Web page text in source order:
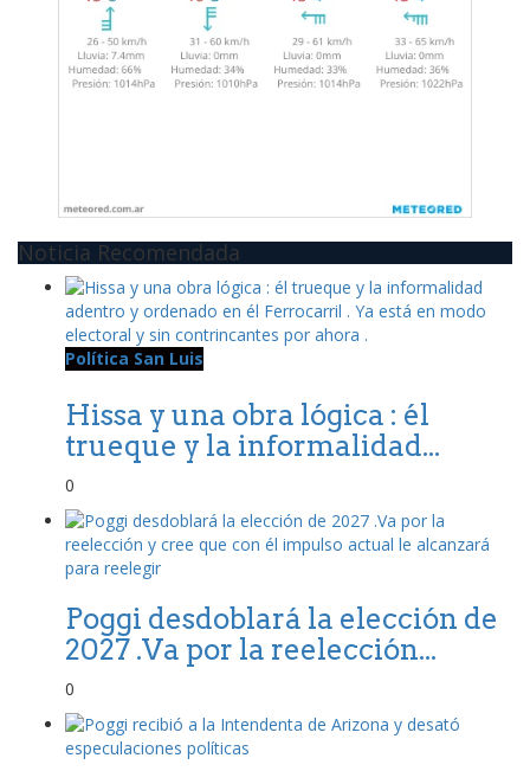
Noticia Recomendada
Política San Luis
Hissa y una obra lógica : él
trueque y la informalidad...
0
Poggi desdoblará la elección de
2027 .Va por la reelección...
0